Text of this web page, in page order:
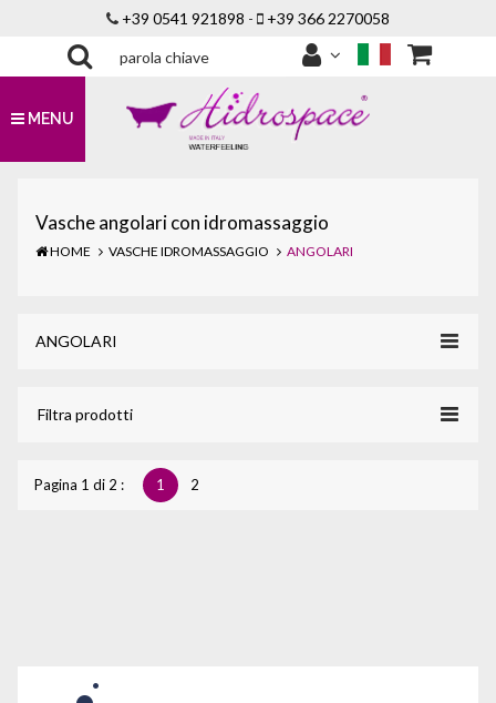
+39 0541 921898 - +39 366 2270058
MENU
Vasche angolari con idromassaggio
HOME VASCHE IDROMASSAGGIO ANGOLARI
Toggle
ANGOLARI
Toggle
Filtra prodotti
Pagina 1 di 2 : 1 2